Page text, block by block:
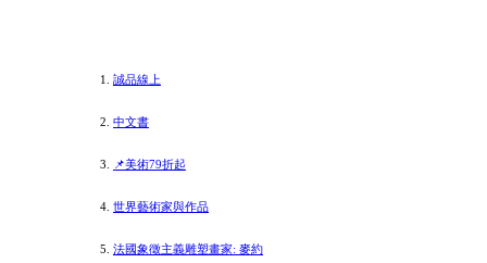
誠品線上
中文書
📌美術79折起
世界藝術家與作品
法國象徵主義雕塑畫家: 麥約